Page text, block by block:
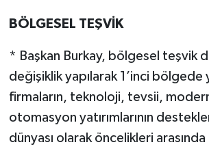
BÖLGESEL TEŞVİK
* Başkan Burkay, bölgesel teşvik
değişiklik yapılarak 1’inci bölgede
firmaların, teknoloji, tevsii,
otomasyon yatırımlarının
dünyası olarak öncelikleri